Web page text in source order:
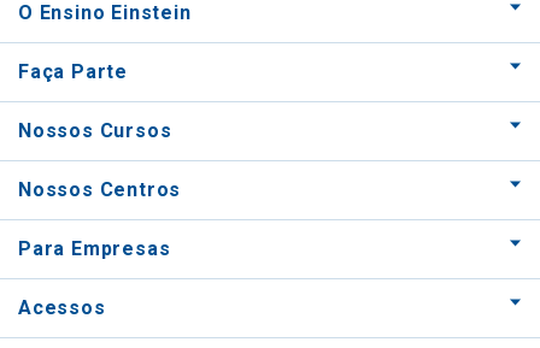
O Ensino Einstein
Faça Parte
Nossos Cursos
Nossos Centros
Para Empresas
Acessos